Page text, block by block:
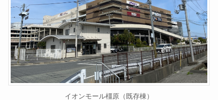
イオンモール橿原（既存棟）